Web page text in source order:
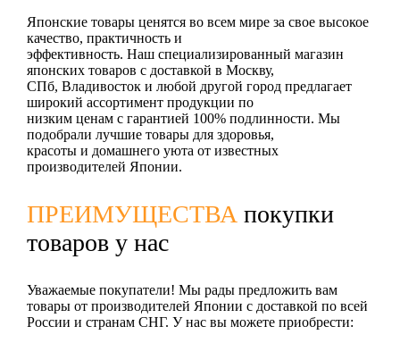
Японские товары ценятся во всем мире за свое высокое
качество, практичность и
эффективность. Наш специализированный магазин
японских товаров с доставкой в Москву,
СПб, Владивосток и любой другой город предлагает
широкий ассортимент продукции по
низким ценам с гарантией 100% подлинности. Мы
подобрали лучшие товары для здоровья,
красоты и домашнего уюта от известных
производителей Японии.
ПРЕИМУЩЕСТВА покупки
товаров у нас
Уважаемые покупатели! Мы рады предложить вам
товары от производителей Японии с доставкой по всей
России и странам СНГ. У нас вы можете приобрести: